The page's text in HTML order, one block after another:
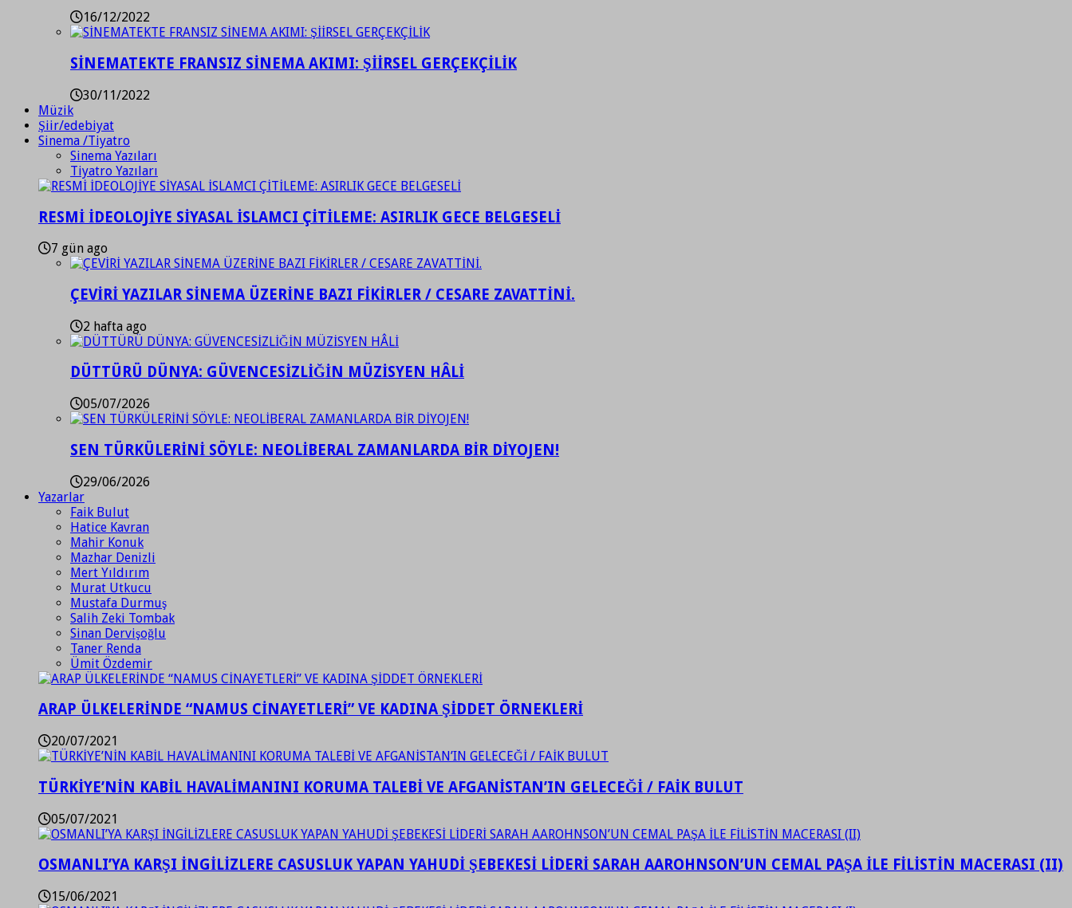
16/12/2022
SİNEMATEKTE FRANSIZ SİNEMA AKIMI: ŞİİRSEL GERÇEKÇİLİK
30/11/2022
Müzik
Şiir/edebiyat
Sinema /Tiyatro
Sinema Yazıları
Tiyatro Yazıları
RESMİ İDEOLOJİYE SİYASAL İSLAMCI ÇİTİLEME: ASIRLIK GECE BELGESELİ
7 gün ago
ÇEVİRİ YAZILAR SİNEMA ÜZERİNE BAZI FİKİRLER / CESARE ZAVATTİNİ.
2 hafta ago
DÜTTÜRÜ DÜNYA: GÜVENCESİZLİĞİN MÜZİSYEN HÂLİ
05/07/2026
SEN TÜRKÜLERİNİ SÖYLE: NEOLİBERAL ZAMANLARDA BİR DİYOJEN!
29/06/2026
Yazarlar
Faik Bulut
Hatice Kavran
Mahir Konuk
Mazhar Denizli
Mert Yıldırım
Murat Utkucu
Mustafa Durmuş
Salih Zeki Tombak
Sinan Dervişoğlu
Taner Renda
Ümit Özdemir
ARAP ÜLKELERİNDE “NAMUS CİNAYETLERİ” VE KADINA ŞİDDET ÖRNEKLERİ
20/07/2021
TÜRKİYE’NİN KABİL HAVALİMANINI KORUMA TALEBİ VE AFGANİSTAN’IN GELECEĞİ / FAİK BULUT
05/07/2021
OSMANLI’YA KARŞI İNGİLİZLERE CASUSLUK YAPAN YAHUDİ ŞEBEKESİ LİDERİ SARAH AAROHNSON’UN CEMAL PAŞA İLE FİLİSTİN MACERASI (II)
15/06/2021